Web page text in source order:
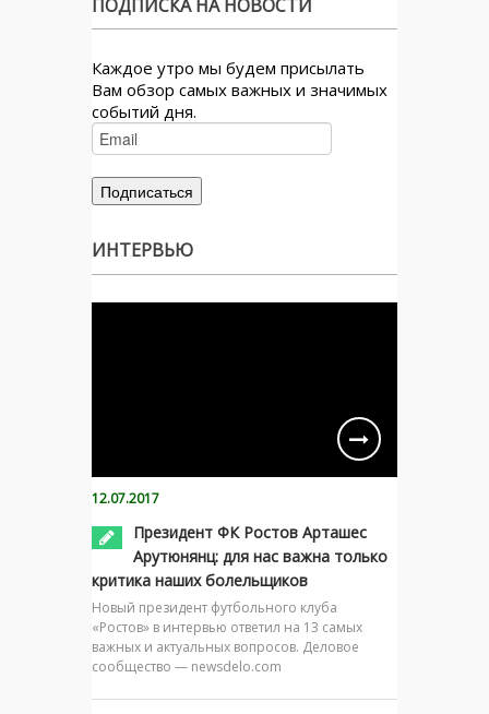
ПОДПИСКА НА НОВОСТИ
Каждое утро мы будем присылать
Вам обзор самых важных и значимых
событий дня.
ИНТЕРВЬЮ
12.07.2017
Президент ФК Ростов Арташес
Арутюнянц: для нас важна только
критика наших болельщиков
Новый президент футбольного клуба
«Ростов» в интервью ответил на 13 самых
важных и актуальных вопросов. Деловое
сообщество — newsdelo.com